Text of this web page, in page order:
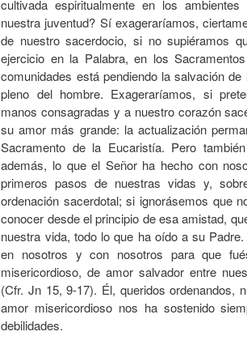
cultivada espiritualmente en los
nuestra juventud? Sí exageraríamos,
de nuestro sacerdocio, si no supiéramos
ejercicio en la Palabra, en los
comunidades está pendiendo la salvación
pleno del hombre. Exageraríamos, si
manos consagradas y a nuestro corazón
su amor más grande: la actualización
Sacramento de la Eucaristía. Pero
además, lo que el Señor ha hecho con
primeros pasos de nuestras vidas y,
ordenación sacerdotal; si ignorásemos que
conocer desde el principio de esa amistad,
nuestra vida, todo lo que ha oído a su
en nosotros y con nosotros para que
misericordioso, de amor salvador entre
(Cfr. Jn 15, 9-17). Él, queridos ordenandos,
amor misericordioso nos ha sostenido
debilidades.